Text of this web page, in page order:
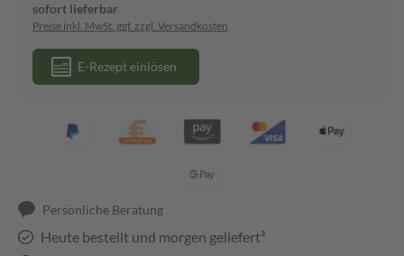
sofort lieferbar
Preise inkl. MwSt. ggf. zzgl. Versandkosten
E-Rezept einlösen
Persönliche Beratung
Heute bestellt und morgen geliefert³